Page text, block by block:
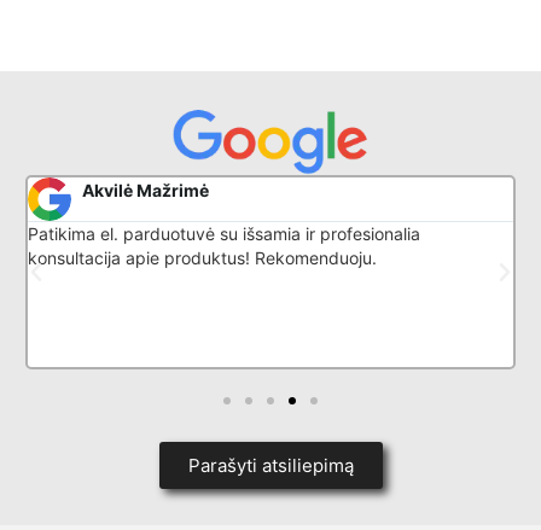
Akvilė Mažrimė
Patikima el. parduotuvė su išsamia ir profesionalia
konsultacija apie produktus! Rekomenduoju.
Parašyti atsiliepimą